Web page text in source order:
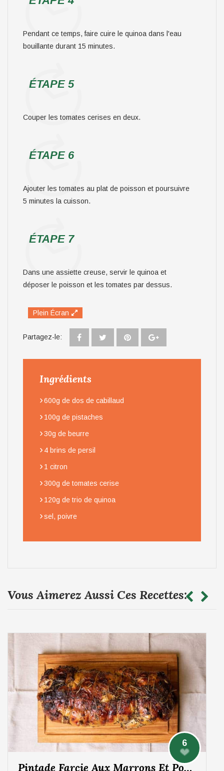
Pendant ce temps, faire cuire le quinoa dans l'eau
bouillante durant 15 minutes.
ÉTAPE 5
Couper les tomates cerises en deux.
ÉTAPE 6
Ajouter les tomates au plat de poisson et poursuivre
5 minutes la cuisson.
ÉTAPE 7
Dans une assiette creuse, servir le quinoa et
déposer le poisson et les tomates par dessus.
Plein Écran
Partagez-le:
Ingrédients
›600g de dos de cabillaud
› 100g de pistaches
›30g de beurre
› 4 brins de persil
› 1 citron
›300g de tomates cerise
› 120g de trio de quinoa
›sel, poivre
Vous Aimerez Aussi Ces Recettes:
6
Pintade Farcie Aux Marrons Et Pommes, Sauce Aux Morilles